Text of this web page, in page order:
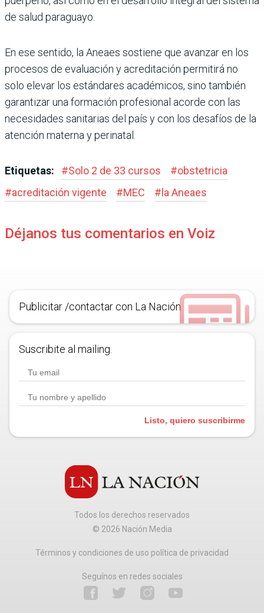
de salud paraguayo.
En ese sentido, la Aneaes sostiene que avanzar en los
procesos de evaluación y acreditación permitirá no
solo elevar los estánda­res académicos, sino tam­bién
garantizar una forma­ción profesional acorde con las
necesidades sanitarias del país y con los desafíos de la
atención materna y perinatal.
Etiquetas: #Solo 2 de 33 cursos #obstetricia
#acreditación vigente #MEC # la Aneaes
Déjanos tus comentarios en Voiz
Publicitar /contactar con La Nación
Suscribite al mailing.
Listo, quiero suscribirme
Todos los derechos reservados
© 2026 Nación Media
Términos y condiciones de uso política de privacidad
Seguínos en redes sociales